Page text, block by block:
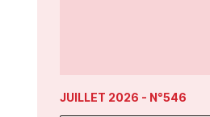
JUILLET 2026 - N°546